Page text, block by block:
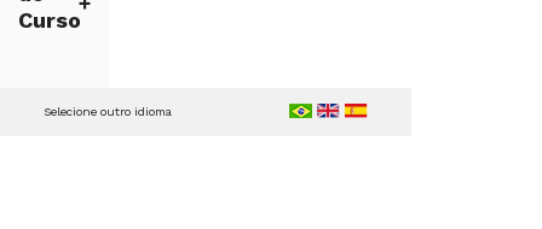
Curso
Selecione outro idioma